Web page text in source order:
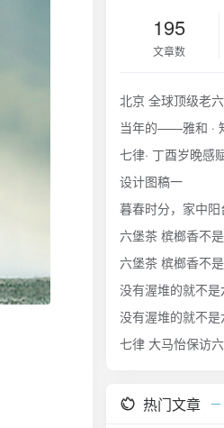
195
文章数
当年的——雅和 ·
七律· 丁酉岁晚感
设计图稿一
七律 大马怡保访
热门文章